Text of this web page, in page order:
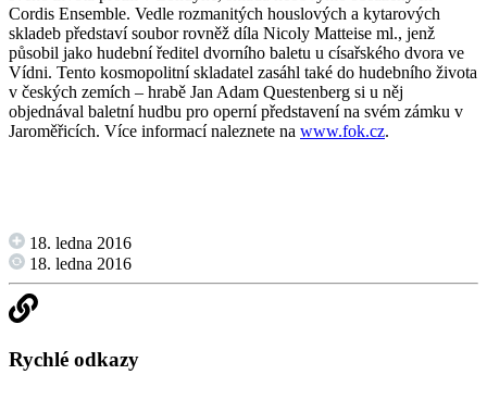
Cordis Ensemble. Vedle rozmanitých houslových a kytarových
skladeb představí soubor rovněž díla Nicoly Matteise ml., jenž
působil jako hudební ředitel dvorního baletu u císařského dvora ve
Vídni. Tento kosmopolitní skladatel zasáhl také do hudebního života
v českých zemích – hrabě Jan Adam Questenberg si u něj
objednával baletní hudbu pro operní představení na svém zámku v
Jaroměřicích. Více informací naleznete na www.fok.cz.
18. ledna 2016
18. ledna 2016
Rychlé odkazy